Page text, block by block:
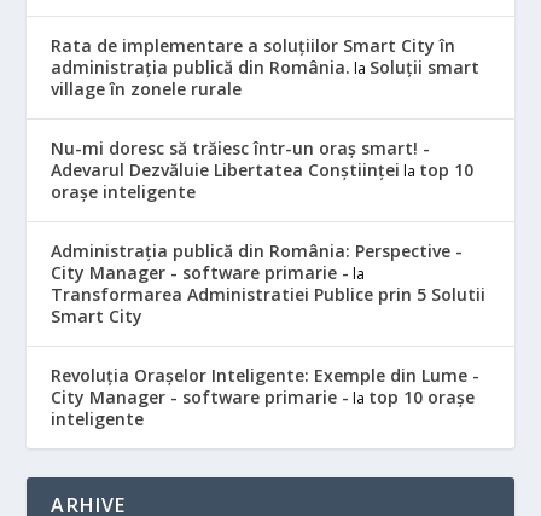
Rata de implementare a soluțiilor Smart City în
administrația publică din România. la Soluții smart
village în zonele rurale
Nu-mi doresc să trăiesc într-un oraș smart! -
Adevarul Dezvăluie Libertatea Conștiinței la top 10
orașe inteligente
Administrația publică din România: Perspective -
City Manager - software primarie - la
Transformarea Administratiei Publice prin 5 Solutii
Smart City
Revoluția Orașelor Inteligente: Exemple din Lume -
City Manager - software primarie - la top 10 orașe
inteligente
ARHIVE